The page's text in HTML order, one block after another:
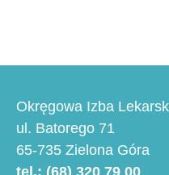
Okręgowa Izba
ul. Batorego 71
65-735 Zielona Góra